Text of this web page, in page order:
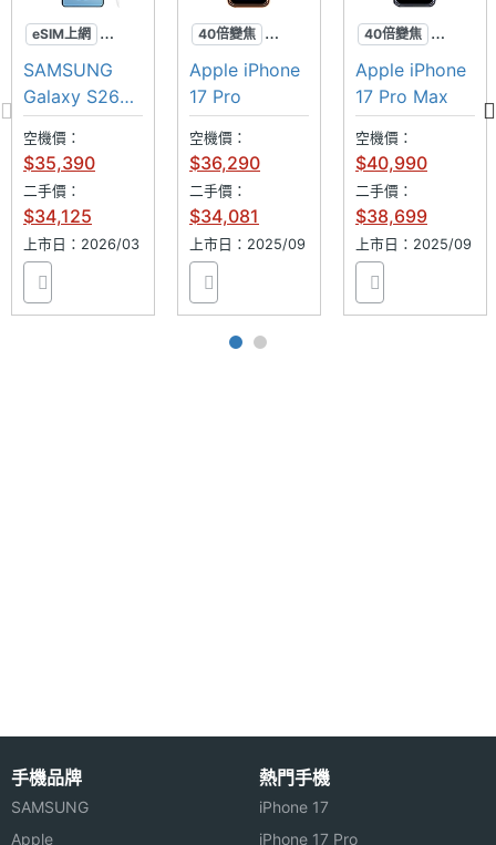
增距鏡 G2 Ultra 支援等效 400mm 至 8,100mm 超長
生態紀錄，皆能輕鬆在行動裝置上完成遠距構圖與畫
面記錄。
vivo X300 Ultra 功能特色
◎ 5G + 5G 雙卡雙待（支援 eSIM）
◎ 蔡司 T* 鍍膜、蔡司全焦段人像大師
◎ Wi-Fi 7、藍牙 6.0、NFC
主相機
感光元
件
主相機
光圈F
主相機
等效焦
距
主相機
UHD
eSIM上網
智慧防窺
SPen
SAMSUNG
Galaxy S26
Ultra
空機價：
$35,390
二手價：
$34,125
上市日：2026/03
40倍變焦
三鏡頭
鋁金屬
Apple iPhone
17 Pro
空機價：
$36,290
二手價：
$34,081
上市日：2025/09
40倍變焦
三鏡頭
鋁金屬
Apple iPhone
17 Pro Max
空機價：
$40,990
二手價：
$38,699
上市日：2025/09
手機品牌
SAMSUNG
Apple
熱門手機
iPhone 17
iPhone 17 Pro